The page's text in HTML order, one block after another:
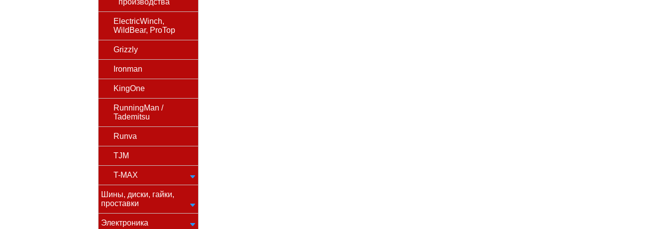
производства
ElectricWinch,
WildBear, ProTop
Grizzly
Ironman
KingOne
RunningMan /
Tademitsu
Runva
TJM
T-MAX
Шины, диски, гайки,
проставки
Электроника